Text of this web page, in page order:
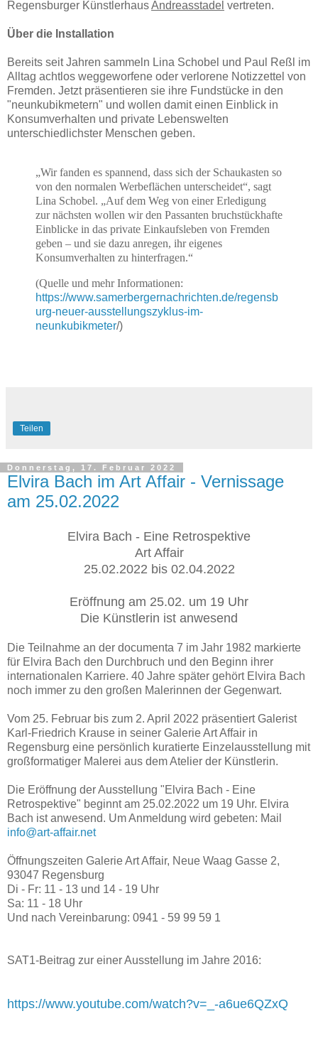
Regensburger KünstlerhausAndreasstadel vertreten.
Über die Installation
Bereits seit Jahren sammeln Lina Schobel und Paul Reßl im
Alltag achtlos weggeworfene oder verlorene Notizzettel von
Fremden. Jetzt präsentieren sie ihre Fundstücke in den
"neunkubikmetern" und wollen damit einen Einblick in
Konsumverhalten und private Lebenswelten
unterschiedlichster Menschen geben.
„Wir fanden es spannend, dass sich der Schaukasten so
von den normalen Werbeflächen unterscheidet“, sagt
Lina Schobel. „Auf dem Weg von einer Erledigung
zur nächsten wollen wir den Passanten bruchstückhafte
Einblicke in das private Einkaufsleben von Fremden
geben – und sie dazu anregen, ihr eigenes
Konsumverhalten zu hinterfragen.“
(Quelle und mehr Informationen:
https://www.samerbergernachrichten.de/regensb
urg-neuer-ausstellungszyklus-im-
neunkubikmeter/)
Teilen
Donnerstag, 17. Februar 2022
Elvira Bach im Art Affair - Vernissage
am 25.02.2022
Elvira Bach - Eine Retrospektive
Art Affair
25.02.2022 bis 02.04.2022
Eröffnung am 25.02. um 19 Uhr
Die Künstlerin ist anwesend
Die Teilnahme an der documenta 7 im Jahr 1982 markierte
für Elvira Bach den Durchbruch und den Beginn ihrer
internationalen Karriere. 40 Jahre später gehört Elvira Bach
noch immer zu den großen Malerinnen der Gegenwart.
Vom 25. Februar bis zum 2. April 2022 präsentiert Galerist
Karl-Friedrich Krause in seiner Galerie Art Affair in
Regensburg eine persönlich kuratierte Einzelausstellung mit
großformatiger Malerei aus dem Atelier der Künstlerin.
Die Eröffnung der Ausstellung "Elvira Bach - Eine
Retrospektive" beginnt am 25.02.2022 um 19 Uhr. Elvira
Bach ist anwesend. Um Anmeldung wird gebeten: Mail
info@art-affair.net
Öffnungszeiten Galerie Art Affair, Neue Waag Gasse 2,
93047 Regensburg
Di - Fr: 11 - 13 und 14 - 19 Uhr
Sa: 11 - 18 Uhr
Und nach Vereinbarung: 0941 - 59 99 59 1
SAT1-Beitrag zur einer Ausstellung im Jahre 2016:
https://www.youtube.com/watch?v=_-a6ue6QZxQ